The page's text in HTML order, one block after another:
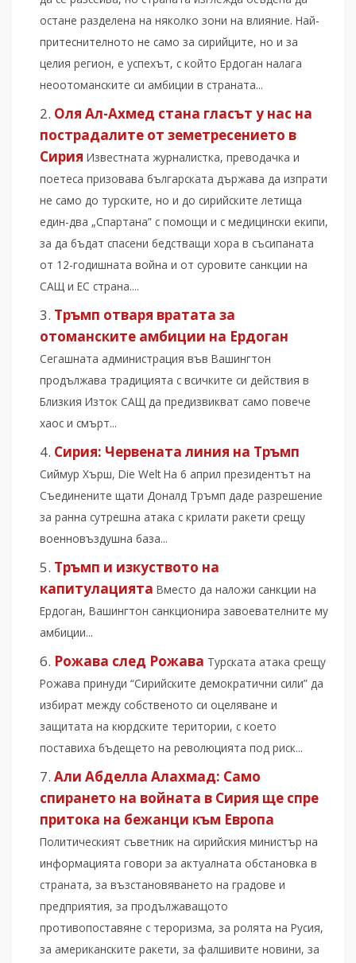
остане разделена на няколко зони на влияние. Най-
притеснителното не само за сирийците, но и за
целия регион, е успехът, с който Ердоган налага
неоотоманските си амбиции в страната...
Оля Ал-Ахмед стана гласът у нас на
пострадалите от земетресението в
Сирия Известната журналистка, преводачка и
поетеса призовава българската държава да изпрати
не само до турските, но и до сирийските летища
един-два „Спартана” с помощи и с медицински екипи,
за да бъдат спасени бедстващи хора в съсипаната
от 12-годишната война и от суровите санкции на
САЩ и ЕС страна....
Тръмп отваря вратата за
отоманските амбиции на Ердоган
Сегашната администрация във Вашингтон
продължава традицията с всичките си действия в
Близкия Изток САЩ да предизвикват само повече
хаос и смърт...
Сирия: Червената линия на Тръмп
Сиймур Хърш, Die Welt На 6 април президентът на
Съединените щати Доналд Тръмп даде разрешение
за ранна сутрешна атака с крилати ракeти срещу
военновъздушна база...
Тръмп и изкуството на
капитулацията Вместо да наложи санкции на
Ердоган, Вашингтон санкционира завоевателните му
амбиции...
Рожава след Рожава Турската атака срещу
Рожава принуди “Сирийските демократични сили” да
избират между собственото си оцеляване и
защитата на кюрдските територии, с което
поставиха бъдещето на революцията под риск...
Али Абделла Алахмад: Само
спирането на войната в Сирия ще спре
притока на бежанци към Европа
Политическият съветник на сирийския министър на
информацията говори за актуалната обстановка в
страната, за възстановяването на градове и
предприятия, за продължаващото
противопоставяне с тероризма, за ролята на Русия,
за американските ракети, за фалшивите новини, за